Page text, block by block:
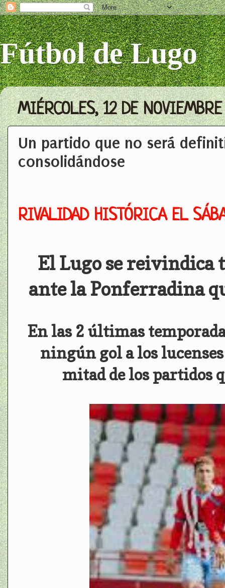
Fútbol de Lugo
MIÉRCOLES, 12 DE
Un partido que no será
consolidándose
RIVALIDAD HISTÓRICA EL
El Lugo se reivindica
ante la Ponferradina
En las 2 últimas
ningún gol a los
mitad de los partidos